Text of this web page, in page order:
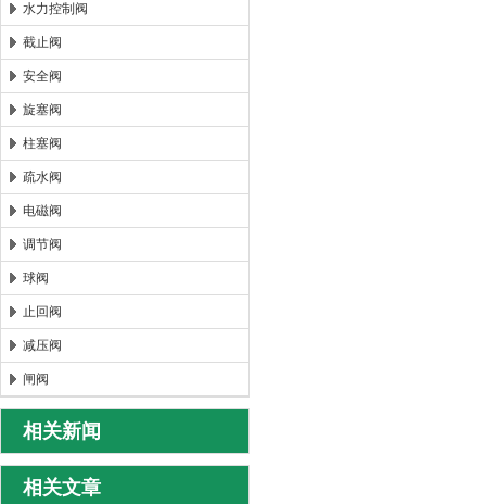
水力控制阀
截止阀
安全阀
旋塞阀
柱塞阀
疏水阀
电磁阀
调节阀
球阀
止回阀
减压阀
闸阀
相关新闻
相关文章